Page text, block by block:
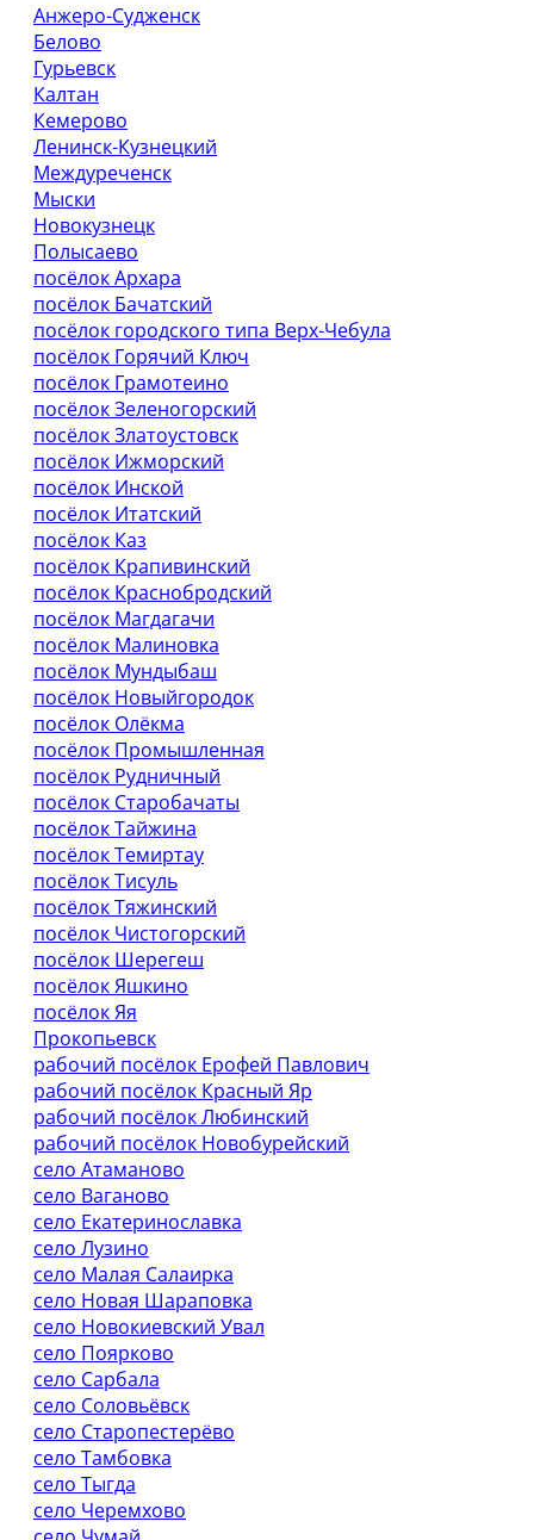
Анжеро-Судженск
Белово
Гурьевск
Калтан
Кемерово
Ленинск-Кузнецкий
Междуреченск
Мыски
Новокузнецк
Полысаево
посёлок Архара
посёлок Бачатский
посёлок городского типа Верх-Чебула
посёлок Горячий Ключ
посёлок Грамотеино
посёлок Зеленогорский
посёлок Златоустовск
посёлок Ижморский
посёлок Инской
посёлок Итатский
посёлок Каз
посёлок Крапивинский
посёлок Краснобродский
посёлок Магдагачи
посёлок Малиновка
посёлок Мундыбаш
посёлок Новыйгородок
посёлок Олёкма
посёлок Промышленная
посёлок Рудничный
посёлок Старобачаты
посёлок Тайжина
посёлок Темиртау
посёлок Тисуль
посёлок Тяжинский
посёлок Чистогорский
посёлок Шерегеш
посёлок Яшкино
посёлок Яя
Прокопьевск
рабочий посёлок Ерофей Павлович
рабочий посёлок Красный Яр
рабочий посёлок Любинский
рабочий посёлок Новобурейский
село Атаманово
село Ваганово
село Екатеринославка
село Лузино
село Малая Салаирка
село Новая Шараповка
село Новокиевский Увал
село Поярково
село Сарбала
село Соловьёвск
село Старопестерёво
село Тамбовка
село Тыгда
село Черемхово